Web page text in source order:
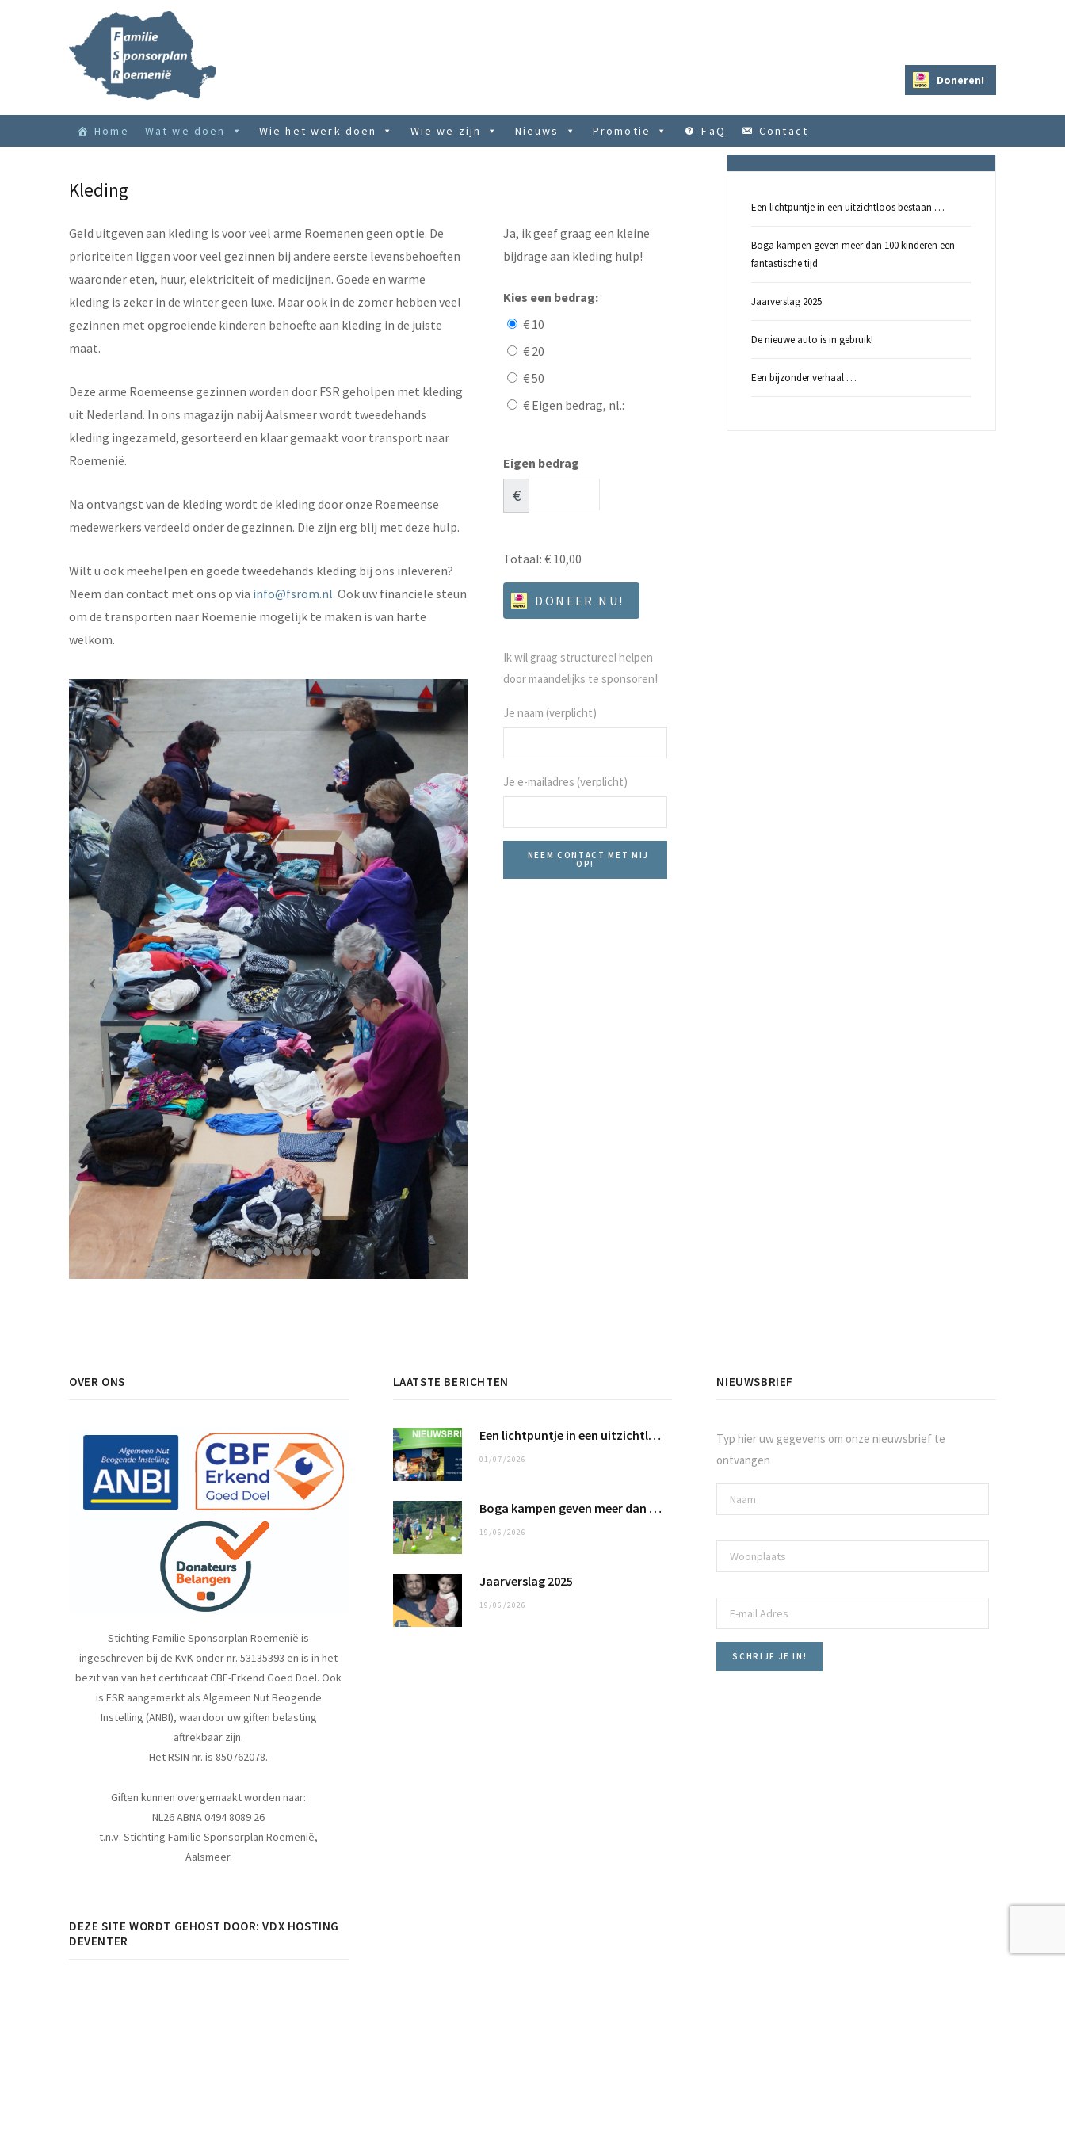
Doneren!
Home Wat we doen Wie het werk doen Wie we zijn Nieuws Promotie FaQ Contact
Kleding
Geld uitgeven aan kleding is voor veel arme Roemenen geen optie. De
prioriteiten liggen voor veel gezinnen bij andere eerste levensbehoeften
waaronder eten, huur, elektriciteit of medicijnen. Goede en warme
kleding is zeker in de winter geen luxe. Maar ook in de zomer hebben veel
gezinnen met opgroeiende kinderen behoefte aan kleding in de juiste
maat.
Deze arme Roemeense gezinnen worden door FSR geholpen met kleding
uit Nederland. In ons magazijn nabij Aalsmeer wordt tweedehands
kleding ingezameld, gesorteerd en klaar gemaakt voor transport naar
Roemenië.
Na ontvangst van de kleding wordt de kleding door onze Roemeense
medewerkers verdeeld onder de gezinnen. Die zijn erg blij met deze hulp.
Wilt u ook meehelpen en goede tweedehands kleding bij ons inleveren?
Neem dan contact met ons op via info@fsrom.nl. Ook uw financiële steun
om de transporten naar Roemenië mogelijk te maken is van harte
welkom.
Ja, ik geef graag een kleine
bijdrage aan kleding hulp!
Kies een bedrag:
€ 10
€ 20
€ 50
€ Eigen bedrag, nl.:
Eigen bedrag
€
Totaal:€ 10,00
DONEER NU!
Ik wil graag structureel helpen
door maandelijks te sponsoren!
Je naam (verplicht)
Je e-mailadres (verplicht)
NEEM CONTACT MET MIJ
OP!
Een lichtpuntje in een uitzichtloos bestaan …
Boga kampen geven meer dan 100 kinderen een
fantastische tijd
Jaarverslag 2025
De nieuwe auto is in gebruik!
Een bijzonder verhaal …
OVER ONS
Stichting Familie Sponsorplan Roemenië is
ingeschreven bij de KvK onder nr. 53135393 en is in het
bezit van van het certificaat CBF-Erkend Goed Doel. Ook
is FSR aangemerkt als Algemeen Nut Beogende
Instelling (ANBI), waardoor uw giften belasting
aftrekbaar zijn.
Het RSIN nr. is 850762078.
Giften kunnen overgemaakt worden naar:
NL26 ABNA 0494 8089 26
t.n.v. Stichting Familie Sponsorplan Roemenië,
Aalsmeer.
LAATSTE BERICHTEN
Een lichtpuntje in een uitzichtloos bestaan …
01/07/2026
Boga kampen geven meer dan 100 kinderen een fantastische tijd
19/06/2026
Jaarverslag 2025
19/06/2026
NIEUWSBRIEF
Typ hier uw gegevens om onze nieuwsbrief te
ontvangen
DEZE SITE WORDT GEHOST DOOR: VDX HOSTING
DEVENTER